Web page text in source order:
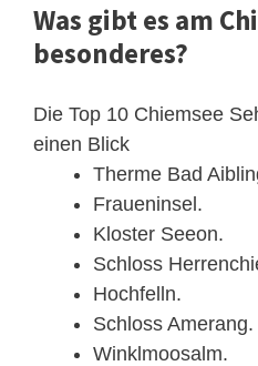
Was gibt es am
besonderes?
Die Top 10 Chiemsee
einen Blick
Therme Bad
Fraueninsel.
Kloster Seeon.
Schloss
Hochfelln.
Schloss Amerang.
Winklmoosalm.